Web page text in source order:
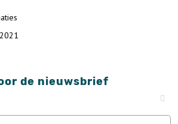
de nieuwsbrief